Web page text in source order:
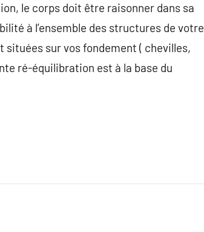
le corps doit être raisonner dans sa
à l’ensemble des structures de votre
sur vos fondement ( chevilles,
ré-équilibration est à la base du